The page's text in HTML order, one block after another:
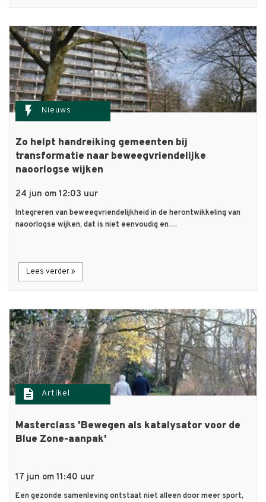
flash_on Nieuws
Zo helpt handreiking gemeenten bij
transformatie naar beweegvriendelijke
naoorlogse wijken
24 jun om 12:03 uur
Integreren van beweegvriendelijkheid in de herontwikkeling van
naoorlogse wijken, dat is niet eenvoudig en…
Lees verder »
description Artikel
Masterclass 'Bewegen als katalysator voor de
Blue Zone-aanpak'
17 jun om 11:40 uur
Een gezonde samenleving ontstaat niet alleen door meer sport,